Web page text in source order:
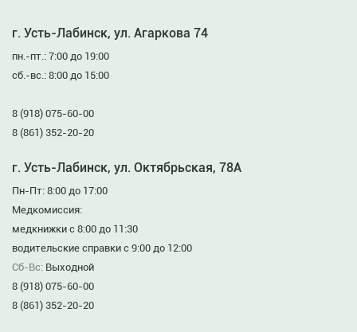
г. Усть-Лабинск, ул. Агаркова 74
пн.-пт.: 7:00 до 19:00
сб.-вс.: 8:00 до 15:00
8 (918) 075-60-00
8 (861) 352-20-20
г. Усть-Лабинск, ул. Октябрьская, 78А
Пн-Пт: 8:00 до 17:00
Медкомиссия:
медкнижки с 8:00 до 11:30
водительские справки с 9:00 до 12:00
Сб-Вс: Выходной
8 (918) 075-60-00
8 (861) 352-20-20